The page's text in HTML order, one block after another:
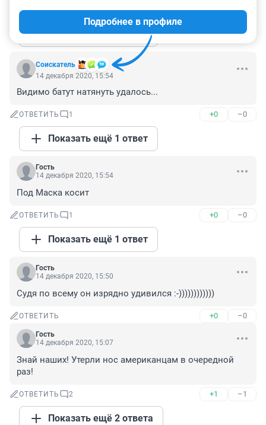
ОТВЕТИТЬ 1 +1 –0
Показать ещё 1 ответ
Соискатель
Подробнее в профиле
14 декабря 2020, 15:54
Видимо батут натянуть удалось...
ОТВЕТИТЬ 1 +0 –0
Показать ещё 1 ответ
Гость
14 декабря 2020, 15:54
Под Маска косит
ОТВЕТИТЬ 1 +0 –0
Показать ещё 1 ответ
Гость
14 декабря 2020, 15:50
Судя по всему он изрядно удивился :-))))))))))))
ОТВЕТИТЬ +0 –0
Гость
14 декабря 2020, 15:07
Знай наших! Утерли нос американцам в очередной
раз!
ОТВЕТИТЬ 2 +1 –1
Показать ещё 2 ответа